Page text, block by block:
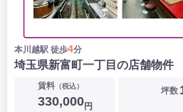
本川越駅 徒歩4分
埼玉県新富町一丁目の店舗物件
賃料（税込）
330,000円
坪数